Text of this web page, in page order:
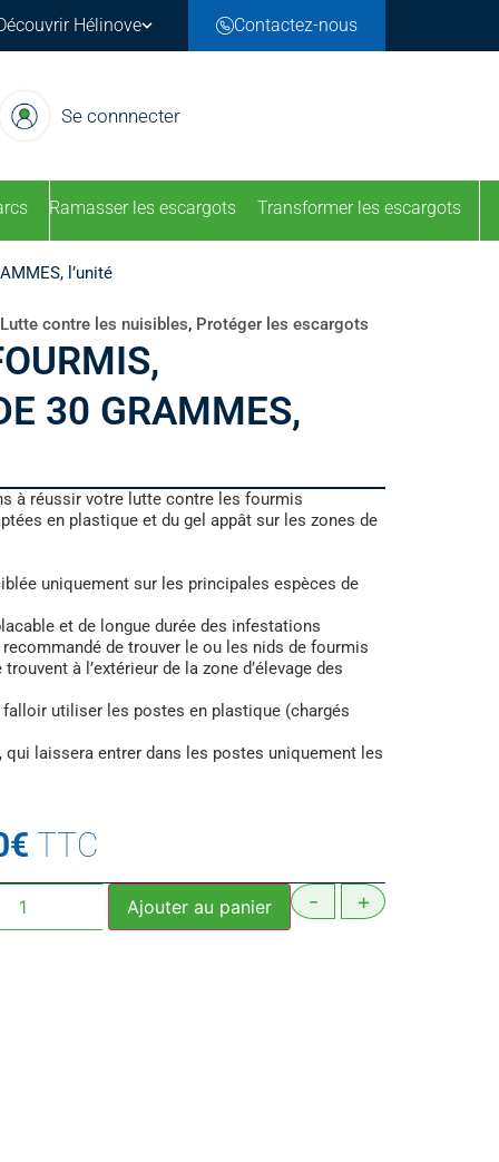
Hélinove Contactez-nous
Se connnecter
Ramasser les escargots Transformer les escargots
l’unité
Lutte contre les nuisibles, Protéger les escargots
30 GRAMMES,
à réussir votre lutte contre les fourmis
en plastique et du gel appât sur les zones de
uniquement sur les principales espèces de
et de longue durée des infestations
de trouver le ou les nids de fourmis
à l’extérieur de la zone d’élevage des
utiliser les postes en plastique (chargés
laissera entrer dans les postes uniquement les
€ TTC
- +
Ajouter au panier